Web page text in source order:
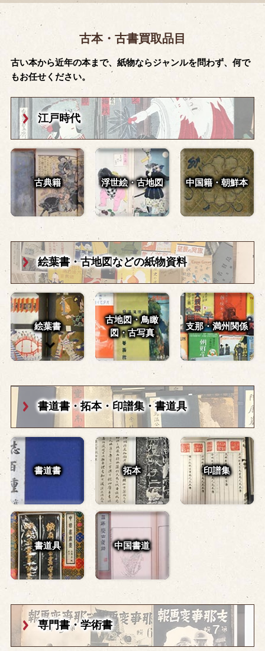
古本・古書買取品目
古い本から近年の本まで、紙物ならジャンルを問わず、何で
もお任せください。
江戸時代
古典籍 浮世絵・古地図 中国籍・朝鮮本
絵葉書・古地図などの紙物資料
絵葉書
古地図・鳥瞰
図・古写真
支那・満州関係
書道書・拓本・印譜集・書道具
書道書 拓本 印譜集
書道具 中国書道
専門書・学術書